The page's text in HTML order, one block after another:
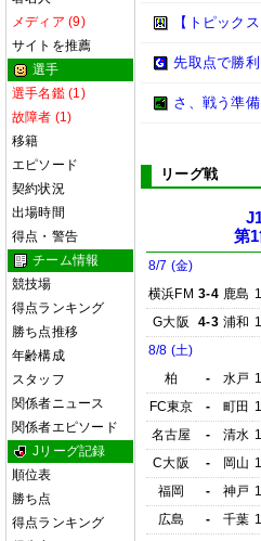
メディア (9)
サイトを推薦
選手
選手名鑑 (1)
故障者 (1)
移籍
エピソード
契約状況
出場時間
得点・警告
チーム情報
競技場
得点ランキング
勝ち点推移
年齢構成
スタッフ
関係者ニュース
関係者エピソード
Jリーグ記録
順位表
勝ち点
得点ランキング
【トピック
先取点で勝
さ、戦う準
リーグ戦
第
8/7 (金)
横浜FM 3-4 鹿島
G大阪
4-3 浦和
8/8 (土)
柏
- 水戸
FC東京
- 町田
名古屋
- 清水
C大阪
- 岡山
福岡
- 神戸
広島
- 千葉